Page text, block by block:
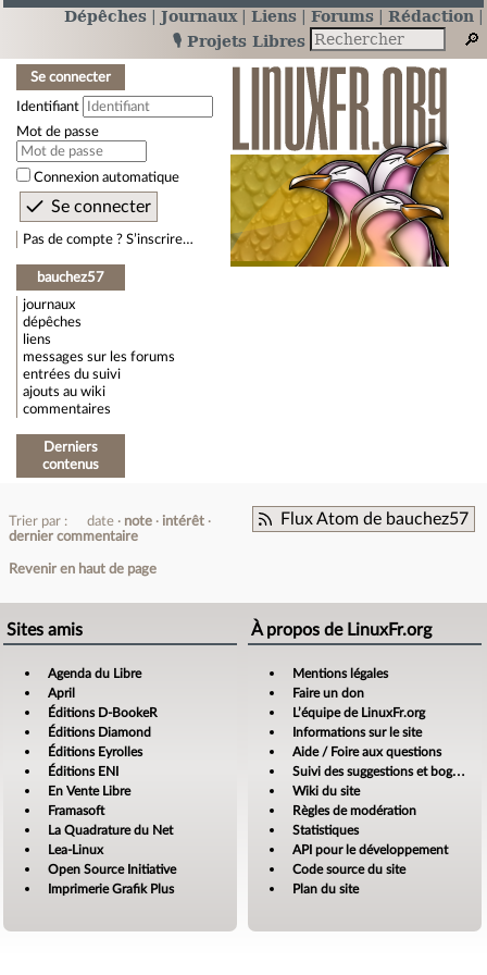
Dépêches Journaux Liens Forums
Rédaction
🎙️ Projets Libres
Se connecter
Identifiant
Mot de passe
Connexion automatique
Pas de compte ? S’inscrire…
bauchez57
journaux
dépêches
liens
messages sur les forums
entrées du suivi
ajouts au wiki
commentaires
Derniers
contenus
Flux Atom de bauchez57
Trier par : date note
intérêt
dernier commentaire
Revenir en haut de page
Sites amis
Agenda du Libre
April
Éditions D-BookeR
Éditions Diamond
Éditions Eyrolles
Éditions ENI
En Vente Libre
Framasoft
La Quadrature du Net
Lea-Linux
Open Source Initiative
Imprimerie Grafik Plus
À propos de LinuxFr.org
Mentions légales
Faire un don
L’équipe de LinuxFr.org
Informations sur le site
Aide / Foire aux questions
Suivi des suggestions et bogues
Wiki du site
Règles de modération
Statistiques
API pour le développement
Code source du site
Plan du site